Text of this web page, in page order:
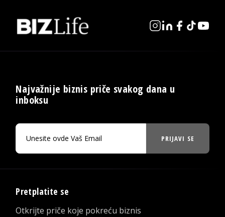
Najvažnije biznis priče svakog dana u
inboksu
PRIJAVI SE
Pretplatite se
Otkrijte priče koje pokreću biznis